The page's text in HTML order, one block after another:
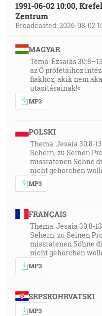
1991-06-02 10:00,
Zentrum
Broadcasted: 2026-08-02
MAGYAR
Téma: Ézsaiás
az Ő prófétáihoz
fiakhoz, akik nem
utasításainak!«
MP3
POLSKI
Thema: Jesaia 30,8-
Sehern, zu Seinen
missratenen Söhne
nicht gehorchen
MP3
FRANÇAIS
Thema: Jesaia 30,8-
Sehern, zu Seinen
missratenen Söhne
nicht gehorchen
MP3
SRPSKOHRVATSKI
MP3